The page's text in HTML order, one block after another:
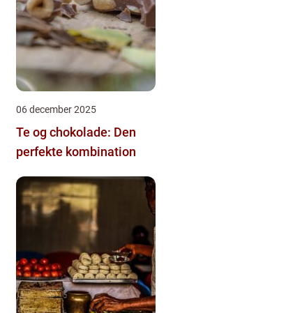
06 december 2025
Te og chokolade: Den
perfekte kombination